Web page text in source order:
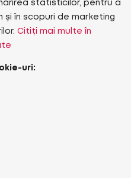
statisticilor, pentru a
în scopuri de marketing
Citiți mai multe în
uri: